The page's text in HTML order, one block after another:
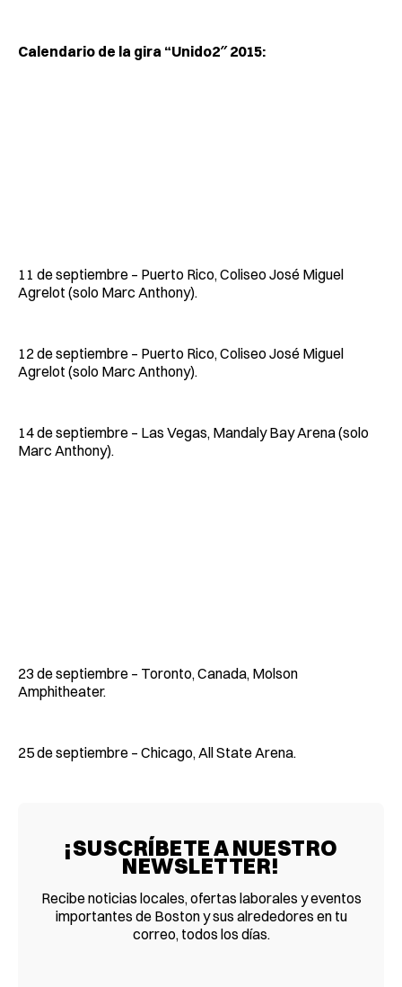
Calendario de la gira “Unido2″ 2015:
11 de septiembre – Puerto Rico, Coliseo José Miguel
Agrelot (solo Marc Anthony).
12 de septiembre – Puerto Rico, Coliseo José Miguel
Agrelot (solo Marc Anthony).
14 de septiembre – Las Vegas, Mandaly Bay Arena (solo
Marc Anthony).
23 de septiembre – Toronto, Canada, Molson
Amphitheater.
25 de septiembre – Chicago, All State Arena.
¡SUSCRÍBETE A NUESTRO
NEWSLETTER!
Recibe noticias locales, ofertas laborales y eventos
importantes de Boston y sus alrededores en tu
correo, todos los días.